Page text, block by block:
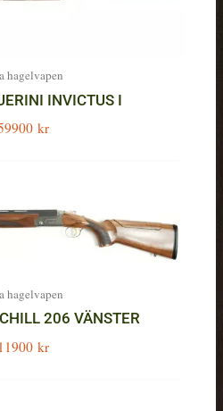
hagelvapen
INVICTUS I
kr
hagelvapen
206 VÄNSTER
11900 kr